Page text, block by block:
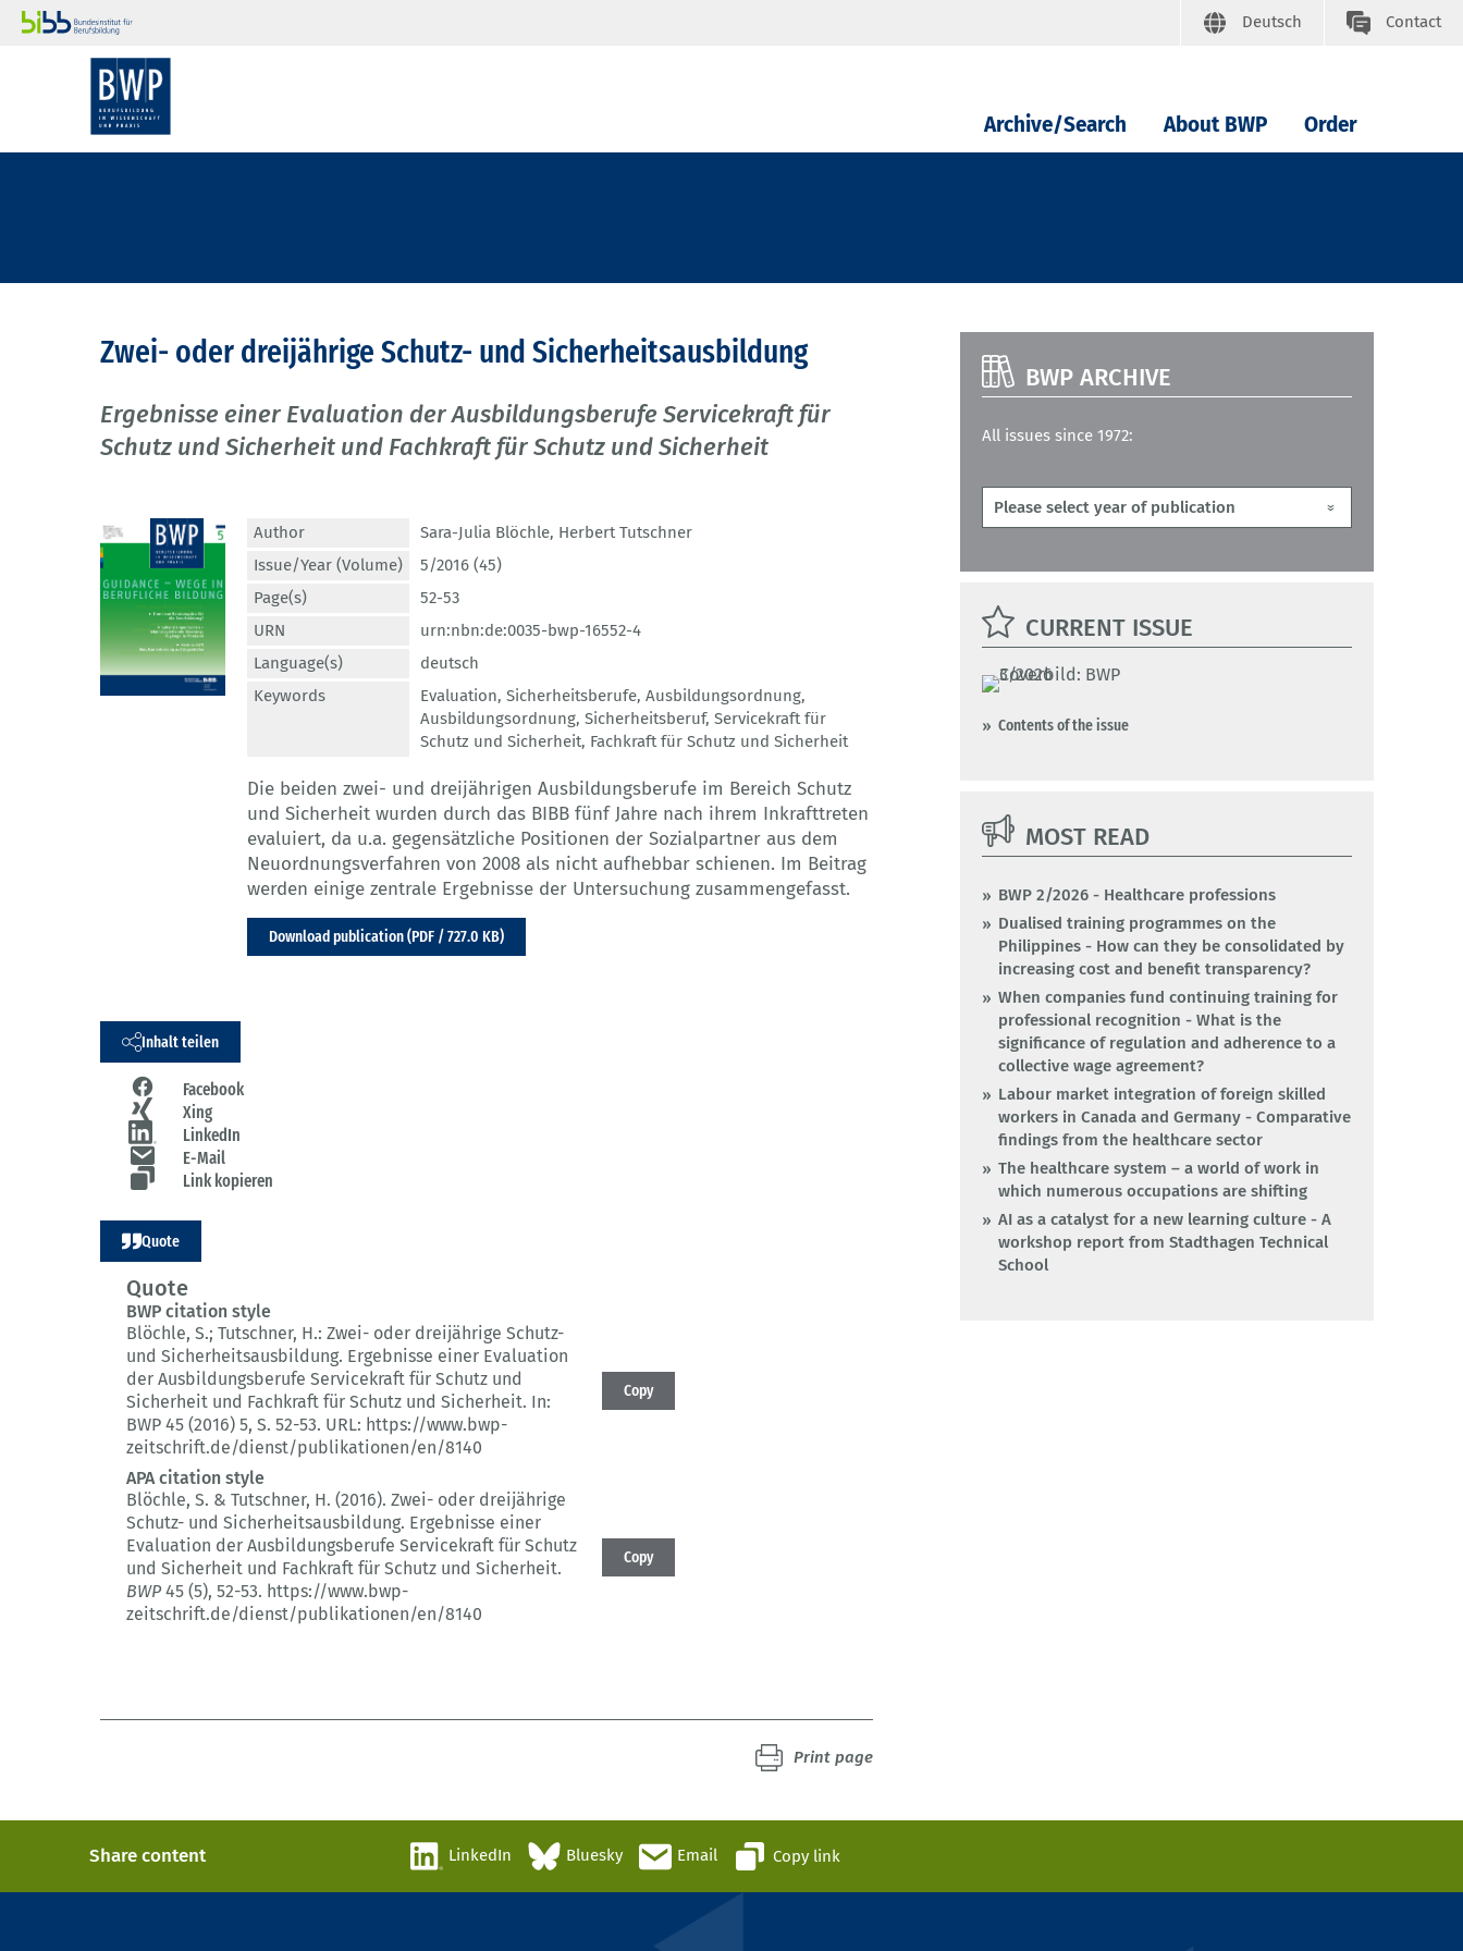
Deutsch Contact
Archive/Search About BWP Order
Zwei- oder dreijährige Schutz- und Sicherheitsausbildung
Ergebnisse einer Evaluation der Ausbildungsberufe Servicekraft für
Schutz und Sicherheit und Fachkraft für Schutz und Sicherheit
Author Sara-Julia Blöchle, Herbert Tutschner
Issue/Year (Volume)
5/2016 (45)
Page(s)
52-53
URN
urn:nbn:de:0035-bwp-16552-4
Language(s)
deutsch
Keywords
Evaluation, Sicherheitsberufe, Ausbildungsordnung,
Ausbildungsordnung, Sicherheitsberuf, Servicekraft für
Schutz und Sicherheit, Fachkraft für Schutz und Sicherheit
Die beiden zwei- und dreijährigen Ausbildungsberufe im Bereich Schutz
und Sicherheit wurden durch das BIBB fünf Jahre nach ihrem Inkrafttreten
evaluiert, da u.a. gegensätzliche Positionen der Sozialpartner aus dem
Neuordnungsverfahren von 2008 als nicht aufhebbar schienen. Im Beitrag
werden einige zentrale Ergebnisse der Untersuchung zusammengefasst.
Download publication (PDF / 727.0 KB)
Inhalt teilen
Facebook
Xing
LinkedIn
E-Mail
Link kopieren
Quote
Quote
BWP citation style
Blöchle, S.; Tutschner, H.: Zwei- oder dreijährige Schutz-
und Sicherheitsausbildung. Ergebnisse einer Evaluation
der Ausbildungsberufe Servicekraft für Schutz und
Sicherheit und Fachkraft für Schutz und Sicherheit. In:
BWP 45 (2016) 5, S. 52-53. URL: https://www.bwp-
zeitschrift.de/dienst/publikationen/en/8140
Copy
APA citation style
Blöchle, S. & Tutschner, H. (2016). Zwei- oder dreijährige
Schutz- und Sicherheitsausbildung. Ergebnisse einer
Evaluation der Ausbildungsberufe Servicekraft für Schutz
und Sicherheit und Fachkraft für Schutz und Sicherheit.
BWP45 (5), 52-53. https://www.bwp-
zeitschrift.de/dienst/publikationen/en/8140
Copy
Print page
BWP ARCHIVE
All issues since 1972:
CURRENT ISSUE
Contents of the issue
MOST READ
BWP 2/2026 - Healthcare professions
Dualised training programmes on the
Philippines - How can they be consolidated by
increasing cost and benefit transparency?
When companies fund continuing training for
professional recognition - What is the
significance of regulation and adherence to a
collective wage agreement?
Labour market integration of foreign skilled
workers in Canada and Germany - Comparative
findings from the healthcare sector
The healthcare system – a world of work in
which numerous occupations are shifting
AI as a catalyst for a new learning culture - A
workshop report from Stadthagen Technical
School
Share content LinkedIn Bluesky Email Copy link